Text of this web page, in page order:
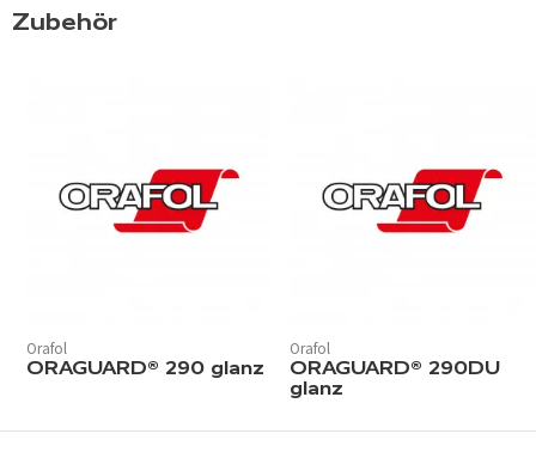
Zubehör
Orafol
ORAGUARD® 290 glanz
Orafol
ORAGUARD® 290DU
glanz